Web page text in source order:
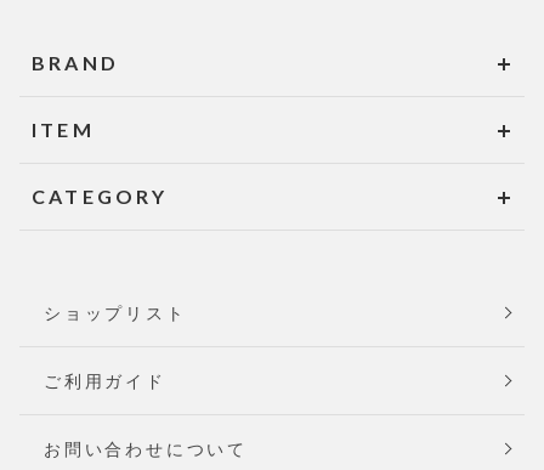
BRAND
ITEM
CATEGORY
ショップリスト
ご利用ガイド
お問い合わせについて